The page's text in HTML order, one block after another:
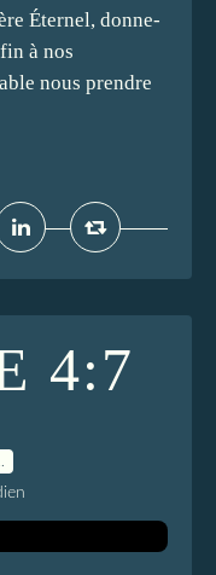
Éternel, donne-
à nos
nous prendre
4:7